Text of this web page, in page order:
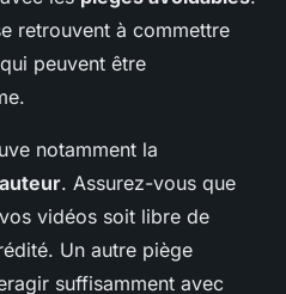
retrouvent à commettre
qui peuvent être
notamment la
. Assurez-vous que
vidéos soit libre de
Un autre piège
suffisamment avec